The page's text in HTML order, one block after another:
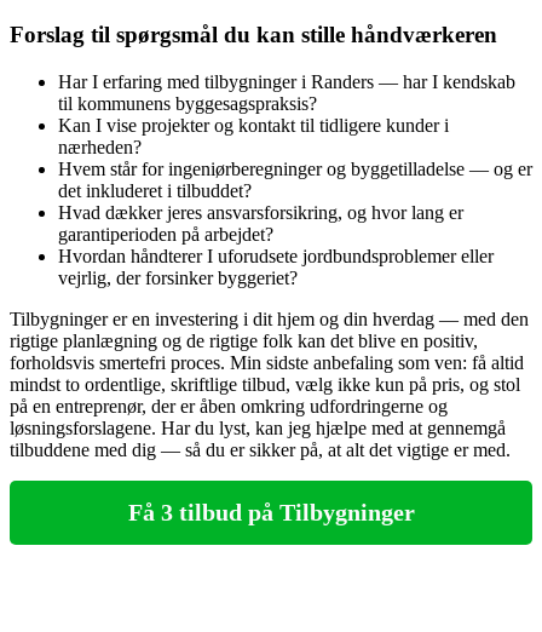
Forslag til spørgsmål du kan stille håndværkeren
Har I erfaring med tilbygninger i Randers — har I kendskab
til kommunens byggesagspraksis?
Kan I vise projekter og kontakt til tidligere kunder i
nærheden?
Hvem står for ingeniørberegninger og byggetilladelse — og er
det inkluderet i tilbuddet?
Hvad dækker jeres ansvarsforsikring, og hvor lang er
garantiperioden på arbejdet?
Hvordan håndterer I uforudsete jordbundsproblemer eller
vejrlig, der forsinker byggeriet?
Tilbygninger er en investering i dit hjem og din hverdag — med den
rigtige planlægning og de rigtige folk kan det blive en positiv,
forholdsvis smertefri proces. Min sidste anbefaling som ven: få altid
mindst to ordentlige, skriftlige tilbud, vælg ikke kun på pris, og stol
på en entreprenør, der er åben omkring udfordringerne og
løsningsforslagene. Har du lyst, kan jeg hjælpe med at gennemgå
tilbuddene med dig — så du er sikker på, at alt det vigtige er med.
Få 3 tilbud på Tilbygninger